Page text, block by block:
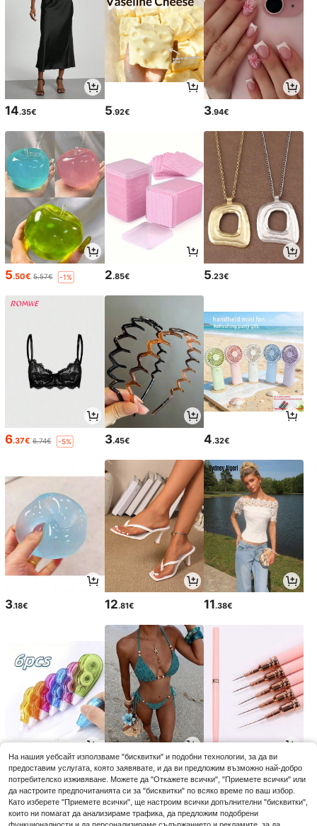
14.35€ 5.92€ 3.94€
5.50€ 5.57€ -1% 2.85€ 5.23€
6.37€ 6.74€ -5% 3.45€ 4.32€
3.18€ 12.81€ 11.38€
3.74€ 11 .84€ 3.54€3.58€ -1%
На нашия уебсайт използваме "бисквитки" и подобни технологии, за да ви
предоставим услугата, която заявявате, и да ви предложим възможно най-добро
потребителско изживяване. Можете да "Откажете всички", "Приемете всички" или
да настроите предпочитанията си за "бисквитки" по всяко време по ваш избор.
Като изберете "Приемете всички", ще настроим всички допълнителни "бисквитки",
които ни помагат да анализираме трафика, да предложим подобрени